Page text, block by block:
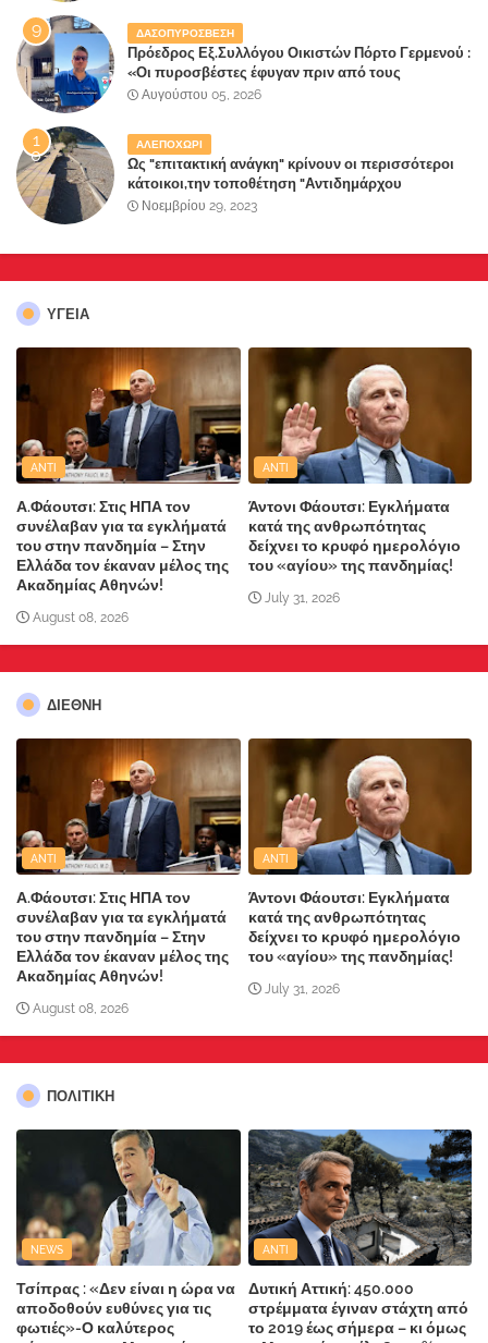
ΔΑΣΟΠΥΡΟΣΒΕΣΗ
Πρόεδρος Εξ.Συλλόγου Οικιστών Πόρτο Γερμενού :
«Οι πυροσβέστες έφυγαν πριν από τους
κατοίκους»
Αυγούστου 05, 2026
ΑΛΕΠΟΧΩΡΙ
Ως "επιτακτική ανάγκη" κρίνουν οι περισσότεροι
κάτοικοι,την τοποθέτηση "Αντιδημάρχου
Παραλιακής Ζώνης" στο Δήμο Μάνδρας-Ειδυλλίας!
Νοεμβρίου 29, 2023
ΥΓΕΙΑ
ANTI
Α.Φάουτσι: Στις ΗΠΑ τον
συνέλαβαν για τα εγκλήματά
του στην πανδημία – Στην
Ελλάδα τον έκαναν μέλος της
Ακαδημίας Αθηνών!
August 08, 2026
ANTI
Άντονι Φάουτσι: Εγκλήματα
κατά της ανθρωπότητας
δείχνει το κρυφό ημερολόγιο
του «αγίου» της πανδημίας!
July 31, 2026
ΔΙΕΘΝΗ
ANTI
Α.Φάουτσι: Στις ΗΠΑ τον
συνέλαβαν για τα εγκλήματά
του στην πανδημία – Στην
Ελλάδα τον έκαναν μέλος της
Ακαδημίας Αθηνών!
August 08, 2026
ANTI
Άντονι Φάουτσι: Εγκλήματα
κατά της ανθρωπότητας
δείχνει το κρυφό ημερολόγιο
του «αγίου» της πανδημίας!
July 31, 2026
ΠΟΛΙΤΙΚΗ
NEWS
Τσίπρας : «Δεν είναι η ώρα να
αποδοθούν ευθύνες για τις
φωτιές»-Ο καλύτερος
ANTI
Δυτική Αττική: 450.000
στρέμματα έγιναν στάχτη από
το 2019 έως σήμερα – κι όμως